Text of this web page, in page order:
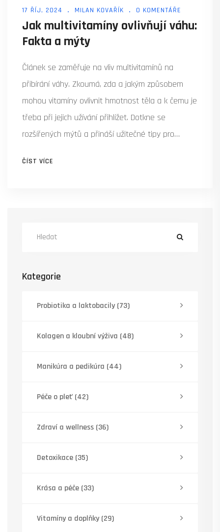
17 ŘÍJ, 2024 MILAN KOVAŘÍK 0 KOMENTÁŘE
Jak multivitamíny ovlivňují váhu:
Fakta a mýty
Článek se zaměřuje na vliv multivitamínů na
přibírání váhy. Zkoumá, zda a jakým způsobem
mohou vitamíny ovlivnit hmotnost těla a k čemu je
třeba při jejich užívání přihlížet. Dotkne se
rozšířených mýtů a přináší užitečné tipy pro
ČÍST VÍCE
Kategorie
Probiotika a laktobacily(73)
Kolagen a kloubní výživa (48)
Manikúra a pedikúra (44)
Péče o pleť (42)
Zdraví a wellness (36)
Detoxikace (35)
Krása a péče (33)
Vitamíny a doplňky(29)